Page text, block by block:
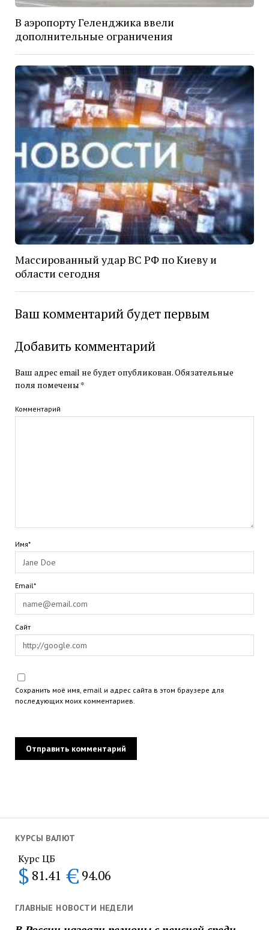
КУРСЫ ВАЛЮТ
Курс ЦБ
$ 81.41 € 94.06
ГЛАВНЫЕ НОВОСТИ НЕДЕЛИ
В аэропорту Геленджика ввели
дополнительные ограничения
Массированный удар ВС РФ по Киеву и
области сегодня
Ваш комментарий будет первым
Добавить комментарий
Ваш адрес email не будет опубликован.Обязательные
поля помечены *
Комментарий
Имя*
Email*
Сайт
Сохранить моё имя, email и адрес сайта в этом браузере для
последующих моих комментариев.